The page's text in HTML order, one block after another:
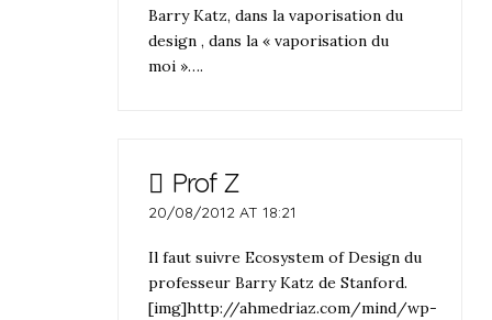
Barry Katz, dans la vaporisation du
design , dans la « vaporisation du
moi »….
Prof Z
20/08/2012 AT 18:21
Il faut suivre Ecosystem of Design du
professeur Barry Katz de Stanford.
[img]http://ahmedriaz.com/mind/wp-